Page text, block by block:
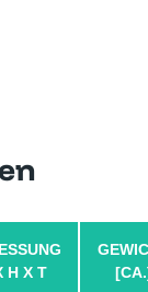
H X T